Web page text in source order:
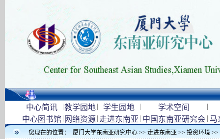
中心简讯 |教学园地| 学生园地 | 学术空间 |
中心图书馆 | 网络资源 | 走进东南亚 | 中国东南亚研究会 | 马
您现在的位置： 厦门大学东南亚研究中心 >> 走进东南亚 >> 投资环境 >>